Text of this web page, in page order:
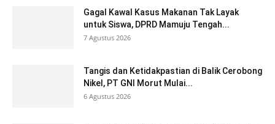
Gagal Kawal Kasus Makanan Tak Layak
untuk Siswa, DPRD Mamuju Tengah...
7 Agustus 2026
Tangis dan Ketidakpastian di Balik Cerobong
Nikel, PT GNI Morut Mulai...
6 Agustus 2026